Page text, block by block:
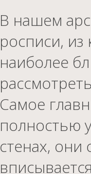
В нашем
росписи,
наиболее
Самое
полностью
стенах,